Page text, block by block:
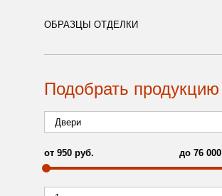
ОБРАЗЦЫ ОТДЕЛКИ
Подобрать продукцию
от 950 руб. до 76 000